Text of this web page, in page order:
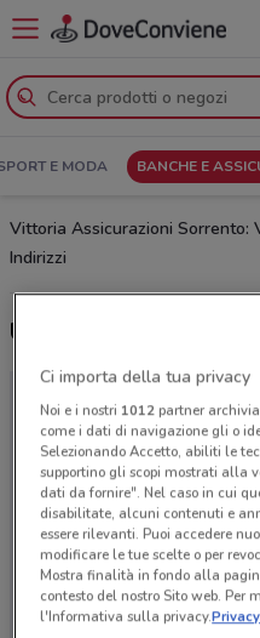
E MODA BANCHE E
Vittoria Assicurazioni Sorrento:
Indirizzi
Ci importa della tua privacy
Noi e i nostri 1012partner
come i dati di navigazione gli o
Selezionando Accetto, abiliti le
supportino gli scopi mostrati alla
dati da fornire". Nel caso in cui
disabilitate, alcuni contenuti e
essere rilevanti. Puoi accedere
modificare le tue scelte o per
Mostra finalità in fondo alla
contesto del nostro Sito web. Per
l'Informativa sulla privacy.